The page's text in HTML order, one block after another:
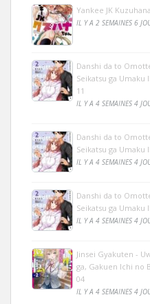
Yankee JK
IL Y A 2 SEMAINES 6
Danshi da to
Seikatsu ga
11
IL Y A 4 SEMAINES 4
Danshi da to
Seikatsu ga Umaku
IL Y A 4 SEMAINES 4
Danshi da to
Seikatsu ga Umaku
IL Y A 4 SEMAINES 4
Jinsei Gyakuten -
ga, Gakuen Ichi no
04
IL Y A 4 SEMAINES 4